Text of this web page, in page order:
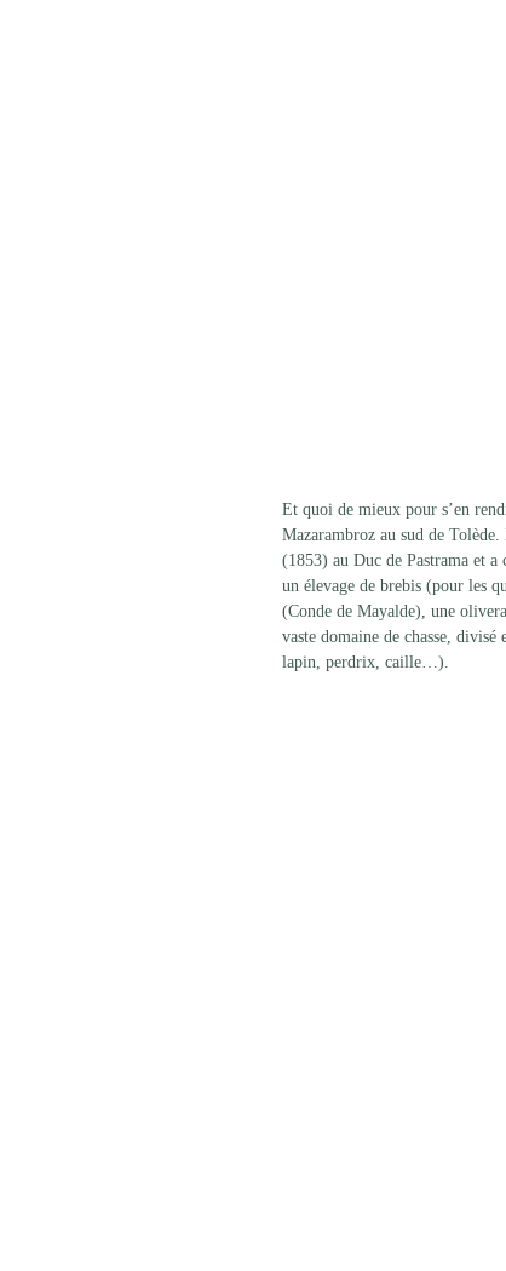
Et quoi de mieux pour s’en
Mazarambroz au sud de
(1853) au Duc de Pastrama et a
un élevage de brebis (pour les
(Conde de Mayalde), une
vaste domaine de chasse,
lapin, perdrix, caille…).